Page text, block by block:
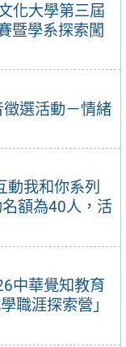
化大學第三屆
暨學系探索闖
選活動－情緒
我和你系列
額為40人，活
中華覺知教育
職涯探索營」